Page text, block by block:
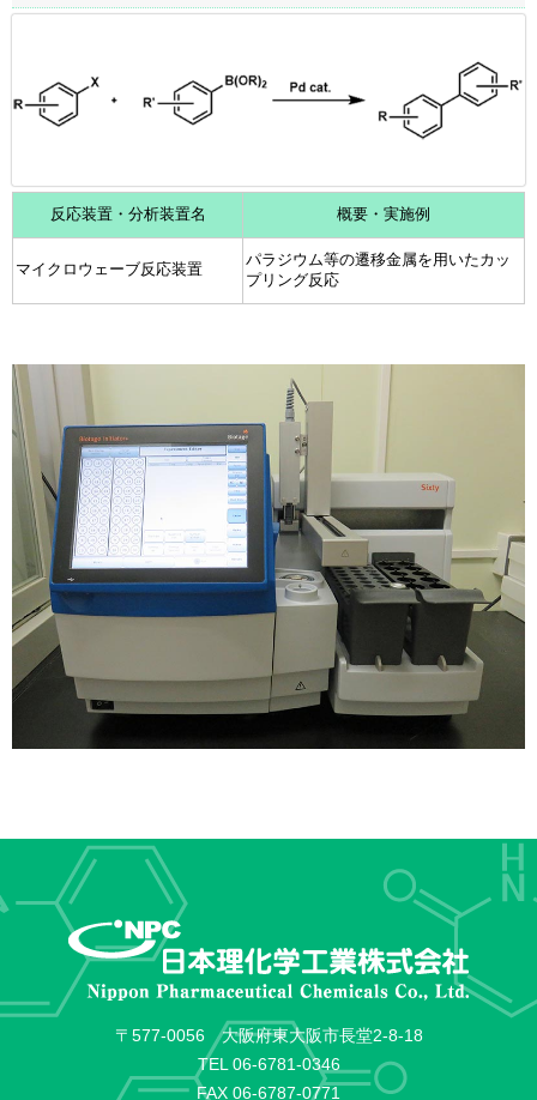
反応装置・分析装置名 概要・実施例
マイクロウェーブ反応装置
パラジウム等の遷移金属を用いたカッ
プリング反応
〒577-0056 大阪府東大阪市長堂2-8-18
TEL 06-6781-0346
FAX 06-6787-0771